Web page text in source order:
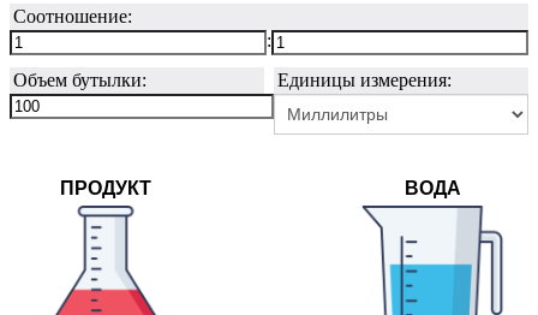
Соотношение:
:
Объем бутылки:
Единицы измерения:
ПРОДУКТ ВОДА